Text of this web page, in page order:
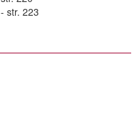
- str. 223